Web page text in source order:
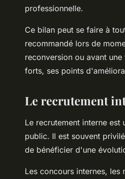
professionnelle.
Ce bilan peut se faire à
recommandé lors de
reconversion ou avant
forts, ses points
Le recrutement
Le recrutement interne
public. Il est souvent
de bénéficier d'une
Les concours internes, les